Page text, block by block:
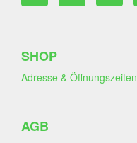
SHOP
Adresse & Öffnungszeiten
AGB